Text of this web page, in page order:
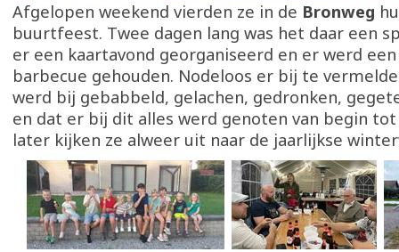
Afgelopen weekend vierden ze in de Bronweg
buurtfeest. Twee dagen lang was het daar een
er een kaartavond georganiseerd en er werd
barbecue gehouden. Nodeloos er bij te
werd bij gebabbeld, gelachen, gedronken,
en dat er bij dit alles werd genoten van begin tot
later kijken ze alweer uit naar de jaarlijkse